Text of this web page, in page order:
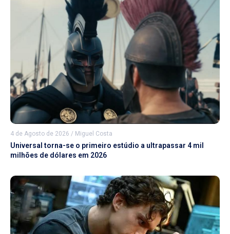
4 de Agosto de 2026 / Miguel Costa
Universal torna-se o primeiro estúdio a ultrapassar 4 mil
milhões de dólares em 2026